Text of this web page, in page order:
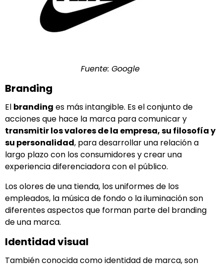
Fuente: Google
Branding
El branding es más intangible. Es el conjunto de
acciones que hace la marca para comunicar y
transmitir los valores de la empresa, su filosofía y
su personalidad, para desarrollar una relación a
largo plazo con los consumidores y crear una
experiencia diferenciadora con el público.
Los olores de una tienda, los uniformes de los
empleados, la música de fondo o la iluminación son
diferentes aspectos que forman parte del branding
de una marca.
Identidad visual
También conocida como identidad de marca, son